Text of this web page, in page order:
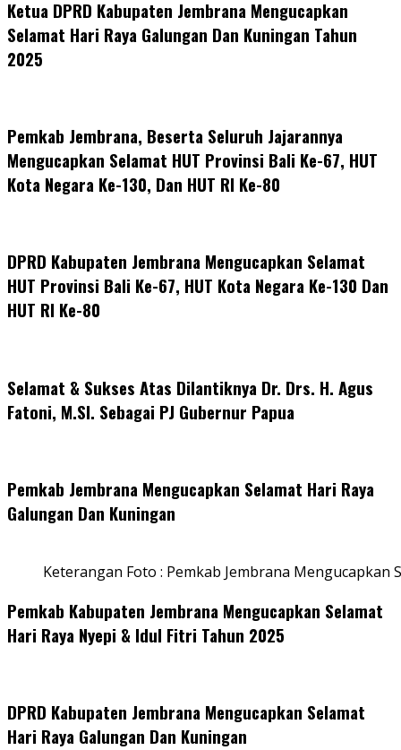
Ketua DPRD Kabupaten Jembrana Mengucapkan
Selamat Hari Raya Galungan Dan Kuningan Tahun
2025
Pemkab Jembrana, Beserta Seluruh Jajarannya
Mengucapkan Selamat HUT Provinsi Bali Ke-67, HUT
Kota Negara Ke-130, Dan HUT RI Ke-80
DPRD Kabupaten Jembrana Mengucapkan Selamat
HUT Provinsi Bali Ke-67, HUT Kota Negara Ke-130 Dan
HUT RI Ke-80
Selamat & Sukses Atas Dilantiknya Dr. Drs. H. Agus
Fatoni, M.SI. Sebagai PJ Gubernur Papua
Pemkab Jembrana Mengucapkan Selamat Hari Raya
Galungan Dan Kuningan
Keterangan Foto : Pemkab Jembrana Mengucapkan
Pemkab Kabupaten Jembrana Mengucapkan Selamat
Hari Raya Nyepi & Idul Fitri Tahun 2025
DPRD Kabupaten Jembrana Mengucapkan Selamat
Hari Raya Galungan Dan Kuningan